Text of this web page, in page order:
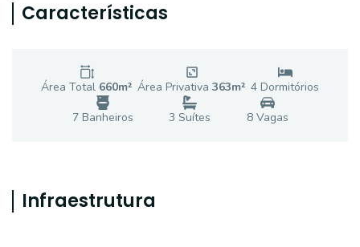
Características
Área Total 660m² Área Privativa 363m² 4 Dormitórios
7Banheiros 3 Suítes 8Vagas
Infraestrutura